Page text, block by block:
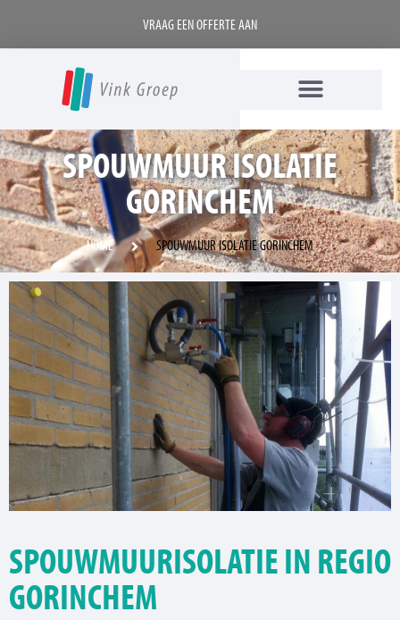
VRAAG EEN OFFERTE AAN
SPOUWMUUR ISOLATIE
GORINCHEM
HOME SPOUWMUUR ISOLATIE GORINCHEM
SPOUWMUURISOLATIE IN REGIO
GORINCHEM